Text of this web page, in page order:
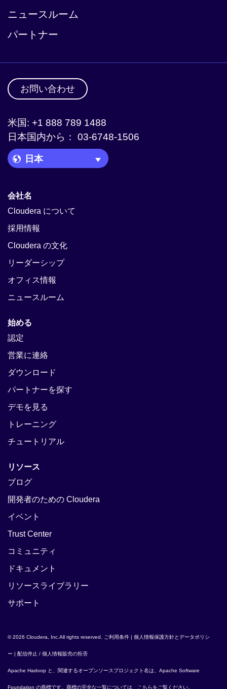
ニュースルーム
パートナー
お問い合わせ
米国: +1 888 789 1488
日本国内から： 03-6748-1506
Language Picker
会社名
Cloudera について
採用情報
Cloudera の文化
リーダーシップ
オフィス情報
ニュースルーム
始める
認定
営業に連絡
ダウンロード
パートナーを探す
デモを見る
トレーニング
チュートリアル
リソース
ブログ
開発者のための Cloudera
イベント
Trust Center
コミュニティ
ドキュメント
リソースライブラリー
サポート
© 2026 Cloudera, Inc.All rights reserved. ご利用条件 | 個人情報保護方針とデータポリシ
ー | 配信停止 / 個人情報販売の拒否
Apache Hadoop と、関連するオープンソースプロジェクト名は、 Apache Software
Foundation の商標です。商標の完全な一覧については、 こちらをご覧ください。